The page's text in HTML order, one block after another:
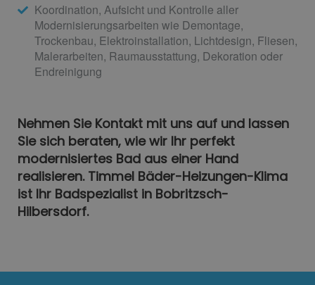
Koordination, Aufsicht und Kontrolle aller
Modernisierungsarbeiten wie Demontage,
Trockenbau, Elektroinstallation, Lichtdesign, Fliesen,
Malerarbeiten, Raumausstattung, Dekoration oder
Endreinigung
Nehmen Sie Kontakt mit uns auf und lassen
Sie sich beraten, wie wir Ihr perfekt
modernisiertes Bad aus einer Hand
realisieren. Timmel Bäder-Heizungen-Klima
ist Ihr Badspezialist in Bobritzsch-
Hilbersdorf.